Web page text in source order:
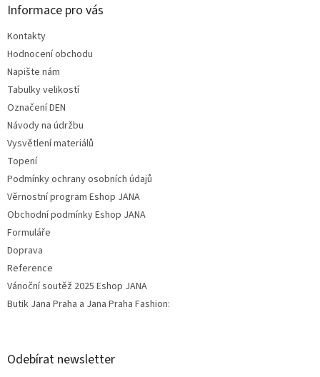
Informace pro vás
Kontakty
Hodnocení obchodu
Napište nám
Tabulky velikostí
Označení DEN
Návody na údržbu
Vysvětlení materiálů
Topení
Podmínky ochrany osobních údajů
Věrnostní program Eshop JANA
Obchodní podmínky Eshop JANA
Formuláře
Doprava
Reference
Vánoční soutěž 2025 Eshop JANA
Butik Jana Praha a Jana Praha Fashion:
Odebírat newsletter